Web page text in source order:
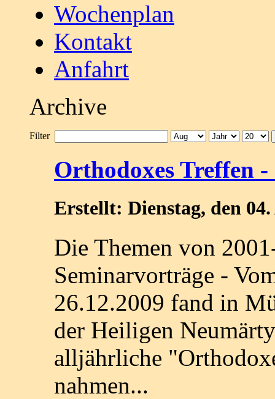
Wochenplan
Kontakt
Anfahrt
Archive
Filter
Orthodoxes Treffen -
Erstellt: Dienstag, den
Die Themen von
Seminarvorträge -
26.12.2009 fand in
der Heiligen
alljährliche
nahmen...